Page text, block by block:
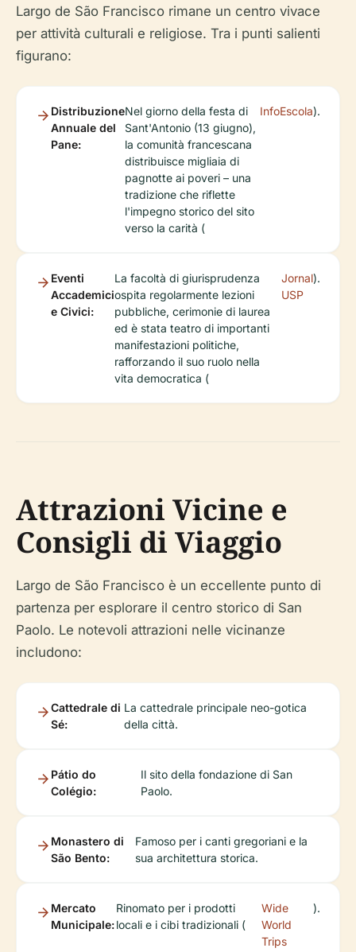
Largo de São Francisco rimane un centro vivace
per attività culturali e religiose. Tra i punti salienti
figurano:
Distribuzione
Annuale del
Pane:
Nel giorno della festa di
Sant'Antonio (13 giugno),
la comunità francescana
distribuisce migliaia di
pagnotte ai poveri – una
tradizione che riflette
l'impegno storico del sito
verso la carità (
InfoEscola).
Eventi
Accademici
e Civici:
La facoltà di giurisprudenza
ospita regolarmente lezioni
pubbliche, cerimonie di laurea
ed è stata teatro di importanti
manifestazioni politiche,
rafforzando il suo ruolo nella
vita democratica (
Jornal
USP
).
Attrazioni Vicine e
Consigli di Viaggio
Largo de São Francisco è un eccellente punto di
partenza per esplorare il centro storico di San
Paolo. Le notevoli attrazioni nelle vicinanze
includono:
Cattedrale di
Sé:
La cattedrale principale neo-gotica
della città.
Pátio do
Colégio:
Il sito della fondazione di San
Paolo.
Monastero di
São Bento:
Famoso per i canti gregoriani e la
sua architettura storica.
Mercato
Municipale:
Rinomato per i prodotti
locali e i cibi tradizionali (
Wide
World
Trips
).